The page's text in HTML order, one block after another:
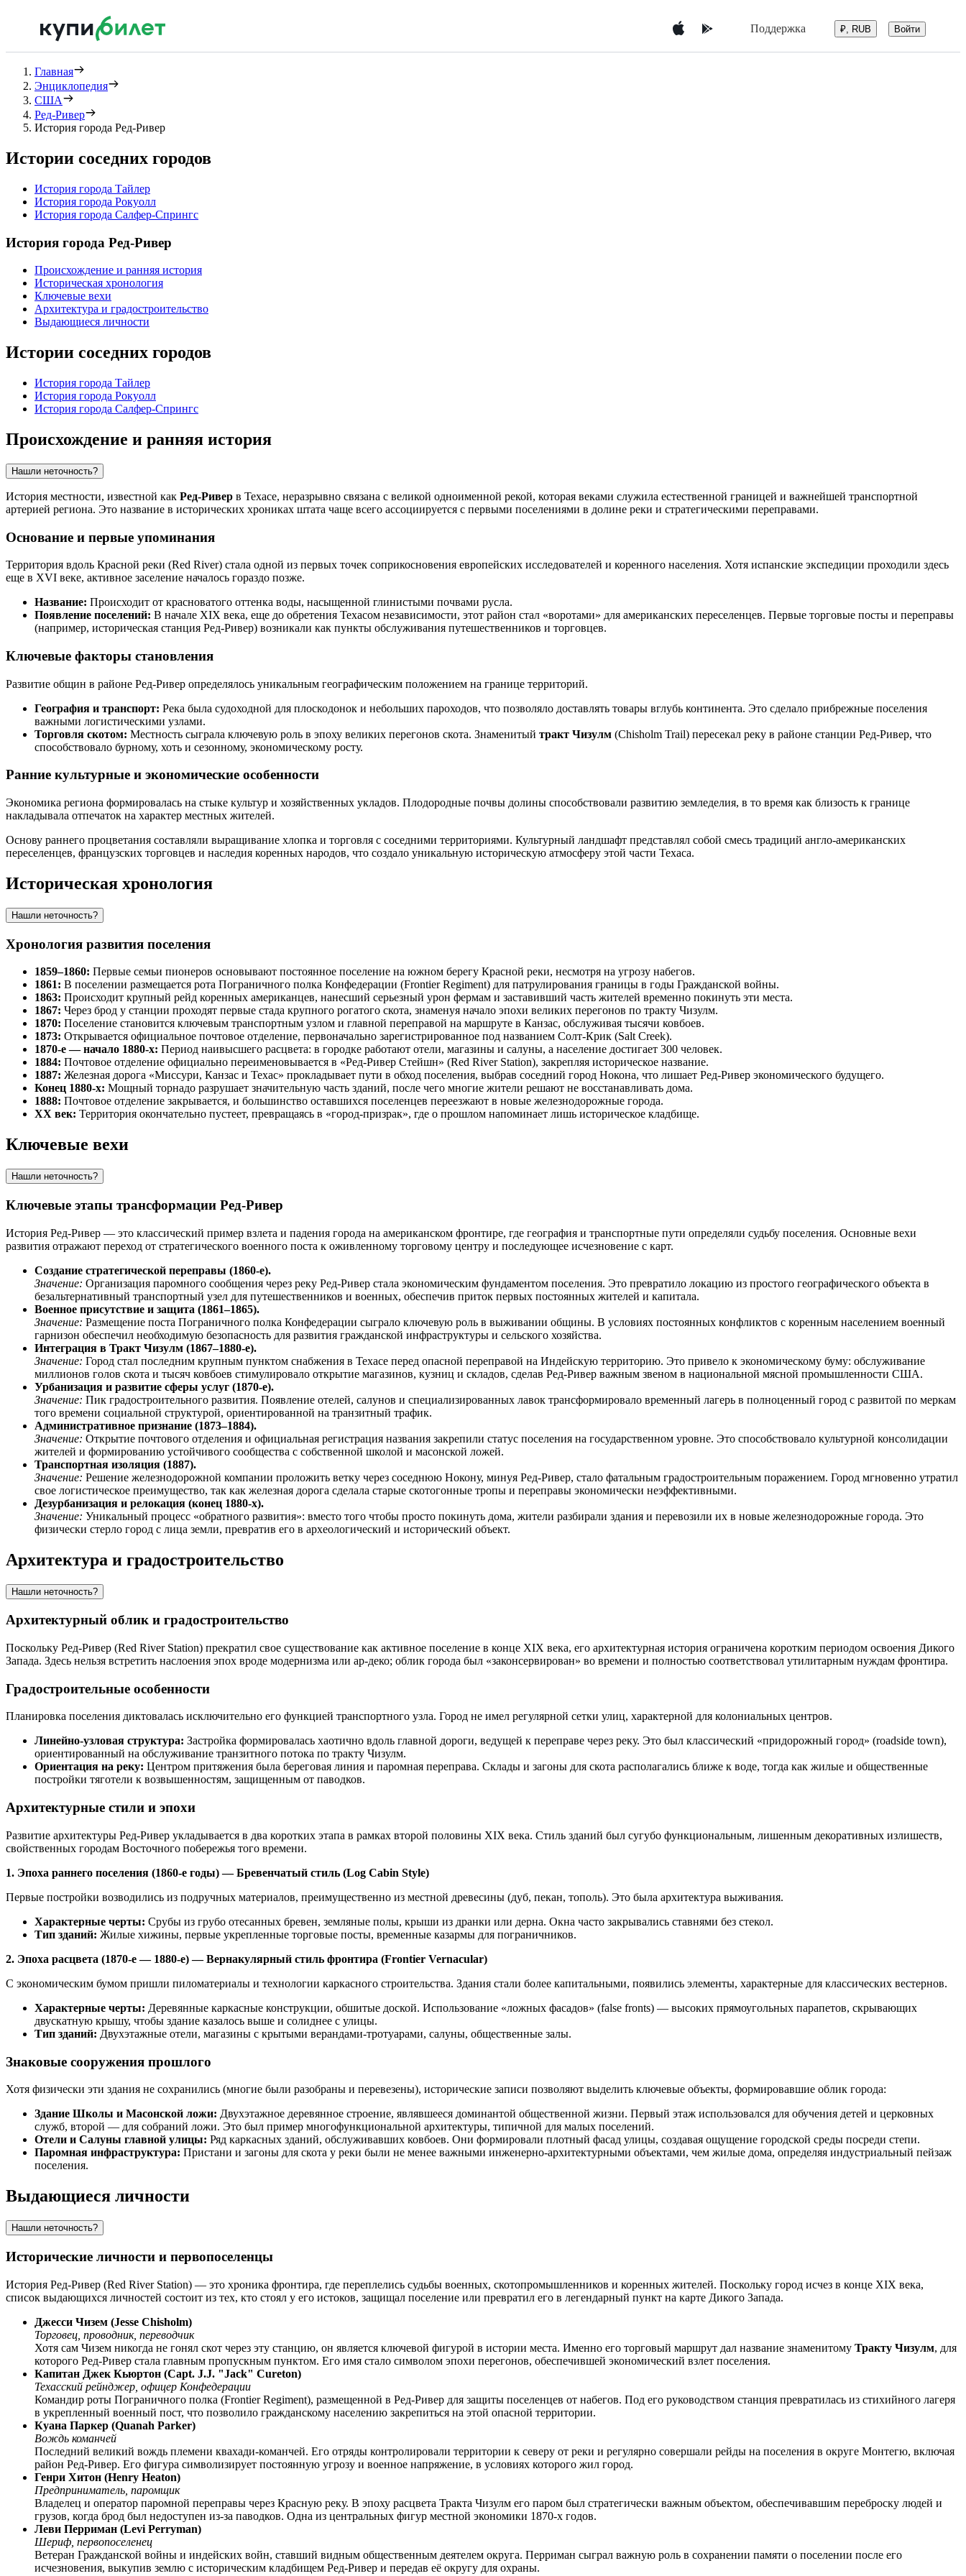
Поддержка ₽, RUB Войти
Главная
Энциклопедия
США
Ред-Ривер
История города Ред-Ривер
Истории соседних городов
История города Тайлер
История города Рокуолл
История города Салфер-Спрингс
История города Ред-Ривер
Происхождение и ранняя история
Историческая хронология
Ключевые вехи
Архитектура и градостроительство
Выдающиеся личности
Истории соседних городов
История города Тайлер
История города Рокуолл
История города Салфер-Спрингс
Происхождение и ранняя история
Нашли неточность?
История местности, известной как Ред-Ривер в Техасе, неразрывно связана с великой одноименной рекой, которая веками служила естественной границей и важнейшей транспортной
артерией региона. Это название в исторических хрониках штата чаще всего ассоциируется с первыми поселениями в долине реки и стратегическими переправами.
Основание и первые упоминания
Территория вдоль Красной реки (Red River) стала одной из первых точек соприкосновения европейских исследователей и коренного населения. Хотя испанские экспедиции проходили здесь
еще в XVI веке, активное заселение началось гораздо позже.
Название: Происходит от красноватого оттенка воды, насыщенной глинистыми почвами русла.
Появление поселений: В начале XIX века, еще до обретения Техасом независимости, этот район стал «воротами» для американских переселенцев. Первые торговые посты и переправы
(например, историческая станция Ред-Ривер) возникали как пункты обслуживания путешественников и торговцев.
Ключевые факторы становления
Развитие общин в районе Ред-Ривер определялось уникальным географическим положением на границе территорий.
География и транспорт: Река была судоходной для плоскодонок и небольших пароходов, что позволяло доставлять товары вглубь континента. Это сделало прибрежные поселения
важными логистическими узлами.
Торговля скотом: Местность сыграла ключевую роль в эпоху великих перегонов скота. Знаменитый тракт Чизулм (Chisholm Trail) пересекал реку в районе станции Ред-Ривер, что
способствовало бурному, хоть и сезонному, экономическому росту.
Ранние культурные и экономические особенности
Экономика региона формировалась на стыке культур и хозяйственных укладов. Плодородные почвы долины способствовали развитию земледелия, в то время как близость к границе
накладывала отпечаток на характер местных жителей.
Основу раннего процветания составляли выращивание хлопка и торговля с соседними территориями. Культурный ландшафт представлял собой смесь традиций англо-американских
переселенцев, французских торговцев и наследия коренных народов, что создало уникальную историческую атмосферу этой части Техаса.
Историческая хронология
Нашли неточность?
Хронология развития поселения
1859–1860: Первые семьи пионеров основывают постоянное поселение на южном берегу Красной реки, несмотря на угрозу набегов.
1861: В поселении размещается рота Пограничного полка Конфедерации (Frontier Regiment) для патрулирования границы в годы Гражданской войны.
1863: Происходит крупный рейд коренных американцев, нанесший серьезный урон фермам и заставивший часть жителей временно покинуть эти места.
1867: Через брод у станции проходят первые стада крупного рогатого скота, знаменуя начало эпохи великих перегонов по тракту Чизулм.
1870: Поселение становится ключевым транспортным узлом и главной переправой на маршруте в Канзас, обслуживая тысячи ковбоев.
1873: Открывается официальное почтовое отделение, первоначально зарегистрированное под названием Солт-Крик (Salt Creek).
1870-е — начало 1880-х: Период наивысшего расцвета: в городке работают отели, магазины и салуны, а население достигает 300 человек.
1884: Почтовое отделение официально переименовывается в «Ред-Ривер Стейшн» (Red River Station), закрепляя историческое название.
1887: Железная дорога «Миссури, Канзас и Техас» прокладывает пути в обход поселения, выбрав соседний город Нокона, что лишает Ред-Ривер экономического будущего.
Конец 1880-х: Мощный торнадо разрушает значительную часть зданий, после чего многие жители решают не восстанавливать дома.
1888: Почтовое отделение закрывается, и большинство оставшихся поселенцев переезжают в новые железнодорожные города.
XX век: Территория окончательно пустеет, превращаясь в «город-призрак», где о прошлом напоминает лишь историческое кладбище.
Ключевые вехи
Нашли неточность?
Ключевые этапы трансформации Ред-Ривер
История Ред-Ривер — это классический пример взлета и падения города на американском фронтире, где география и транспортные пути определяли судьбу поселения. Основные вехи
развития отражают переход от стратегического военного поста к оживленному торговому центру и последующее исчезновение с карт.
Создание стратегической переправы (1860-е).
Значение: Организация паромного сообщения через реку Ред-Ривер стала экономическим фундаментом поселения. Это превратило локацию из простого географического объекта в
безальтернативный транспортный узел для путешественников и военных, обеспечив приток первых постоянных жителей и капитала.
Военное присутствие и защита (1861–1865).
Значение: Размещение поста Пограничного полка Конфедерации сыграло ключевую роль в выживании общины. В условиях постоянных конфликтов с коренным населением военный
гарнизон обеспечил необходимую безопасность для развития гражданской инфраструктуры и сельского хозяйства.
Интеграция в Тракт Чизулм (1867–1880-е).
Значение: Город стал последним крупным пунктом снабжения в Техасе перед опасной переправой на Индейскую территорию. Это привело к экономическому буму: обслуживание
миллионов голов скота и тысяч ковбоев стимулировало открытие магазинов, кузниц и складов, сделав Ред-Ривер важным звеном в национальной мясной промышленности США.
Урбанизация и развитие сферы услуг (1870-е).
Значение: Пик градостроительного развития. Появление отелей, салунов и специализированных лавок трансформировало временный лагерь в полноценный город с развитой по меркам
того времени социальной структурой, ориентированной на транзитный трафик.
Административное признание (1873–1884).
Значение: Открытие почтового отделения и официальная регистрация названия закрепили статус поселения на государственном уровне. Это способствовало культурной консолидации
жителей и формированию устойчивого сообщества с собственной школой и масонской ложей.
Транспортная изоляция (1887).
Значение: Решение железнодорожной компании проложить ветку через соседнюю Нокону, минуя Ред-Ривер, стало фатальным градостроительным поражением. Город мгновенно утратил
свое логистическое преимущество, так как железная дорога сделала старые скотогонные тропы и переправы экономически неэффективными.
Дезурбанизация и релокация (конец 1880-х).
Значение: Уникальный процесс «обратного развития»: вместо того чтобы просто покинуть дома, жители разбирали здания и перевозили их в новые железнодорожные города. Это
физически стерло город с лица земли, превратив его в археологический и исторический объект.
Архитектура и градостроительство
Нашли неточность?
Архитектурный облик и градостроительство
Поскольку Ред-Ривер (Red River Station) прекратил свое существование как активное поселение в конце XIX века, его архитектурная история ограничена коротким периодом освоения Дикого
Запада. Здесь нельзя встретить наслоения эпох вроде модернизма или ар-деко; облик города был «законсервирован» во времени и полностью соответствовал утилитарным нуждам фронтира.
Градостроительные особенности
Планировка поселения диктовалась исключительно его функцией транспортного узла. Город не имел регулярной сетки улиц, характерной для колониальных центров.
Линейно-узловая структура: Застройка формировалась хаотично вдоль главной дороги, ведущей к переправе через реку. Это был классический «придорожный город» (roadside town),
ориентированный на обслуживание транзитного потока по тракту Чизулм.
Ориентация на реку: Центром притяжения была береговая линия и паромная переправа. Склады и загоны для скота располагались ближе к воде, тогда как жилые и общественные
постройки тяготели к возвышенностям, защищенным от паводков.
Архитектурные стили и эпохи
Развитие архитектуры Ред-Ривер укладывается в два коротких этапа в рамках второй половины XIX века. Стиль зданий был сугубо функциональным, лишенным декоративных излишеств,
свойственных городам Восточного побережья того времени.
1. Эпоха раннего поселения (1860-е годы) — Бревенчатый стиль (Log Cabin Style)
Первые постройки возводились из подручных материалов, преимущественно из местной древесины (дуб, пекан, тополь). Это была архитектура выживания.
Характерные черты: Срубы из грубо отесанных бревен, земляные полы, крыши из дранки или дерна. Окна часто закрывались ставнями без стекол.
Тип зданий: Жилые хижины, первые укрепленные торговые посты, временные казармы для пограничников.
2. Эпоха расцвета (1870-е — 1880-е) — Вернакулярный стиль фронтира (Frontier Vernacular)
С экономическим бумом пришли пиломатериалы и технологии каркасного строительства. Здания стали более капитальными, появились элементы, характерные для классических вестернов.
Характерные черты: Деревянные каркасные конструкции, обшитые доской. Использование «ложных фасадов» (false fronts) — высоких прямоугольных парапетов, скрывающих
двускатную крышу, чтобы здание казалось выше и солиднее с улицы.
Тип зданий: Двухэтажные отели, магазины с крытыми верандами-тротуарами, салуны, общественные залы.
Знаковые сооружения прошлого
Хотя физически эти здания не сохранились (многие были разобраны и перевезены), исторические записи позволяют выделить ключевые объекты, формировавшие облик города:
Здание Школы и Масонской ложи: Двухэтажное деревянное строение, являвшееся доминантой общественной жизни. Первый этаж использовался для обучения детей и церковных
служб, второй — для собраний ложи. Это был пример многофункциональной архитектуры, типичной для малых поселений.
Отели и Салуны главной улицы: Ряд каркасных зданий, обслуживавших ковбоев. Они формировали плотный фасад улицы, создавая ощущение городской среды посреди степи.
Паромная инфраструктура: Пристани и загоны для скота у реки были не менее важными инженерно-архитектурными объектами, чем жилые дома, определяя индустриальный пейзаж
поселения.
Выдающиеся личности
Нашли неточность?
Исторические личности и первопоселенцы
История Ред-Ривер (Red River Station) — это хроника фронтира, где переплелись судьбы военных, скотопромышленников и коренных жителей. Поскольку город исчез в конце XIX века,
список выдающихся личностей состоит из тех, кто стоял у его истоков, защищал поселение или превратил его в легендарный пункт на карте Дикого Запада.
Джесси Чизем (Jesse Chisholm)
Торговец, проводник, переводчик
Хотя сам Чизем никогда не гонял скот через эту станцию, он является ключевой фигурой в истории места. Именно его торговый маршрут дал название знаменитому Тракту Чизулм, для
которого Ред-Ривер стала главным пропускным пунктом. Его имя стало символом эпохи перегонов, обеспечившей экономический взлет поселения.
Капитан Джек Кьюртон (Capt. J.J. "Jack" Cureton)
Техасский рейнджер, офицер Конфедерации
Командир роты Пограничного полка (Frontier Regiment), размещенной в Ред-Ривер для защиты поселенцев от набегов. Под его руководством станция превратилась из стихийного лагеря
в укрепленный военный пост, что позволило гражданскому населению закрепиться на этой опасной территории.
Куана Паркер (Quanah Parker)
Вождь команчей
Последний великий вождь племени квахади-команчей. Его отряды контролировали территории к северу от реки и регулярно совершали рейды на поселения в округе Монтегю, включая
район Ред-Ривер. Его фигура символизирует постоянную угрозу и военное напряжение, в условиях которого жил город.
Генри Хитон (Henry Heaton)
Предприниматель, паромщик
Владелец и оператор паромной переправы через Красную реку. В эпоху расцвета Тракта Чизулм его паром был стратегически важным объектом, обеспечивавшим переброску людей и
грузов, когда брод был недоступен из-за паводков. Одна из центральных фигур местной экономики 1870-х годов.
Леви Перриман (Levi Perryman)
Шериф, первопоселенец
Ветеран Гражданской войны и индейских войн, ставший видным общественным деятелем округа. Перриман сыграл важную роль в сохранении памяти о поселении после его
исчезновения, выкупив землю с историческим кладбищем Ред-Ривер и передав её округу для охраны.